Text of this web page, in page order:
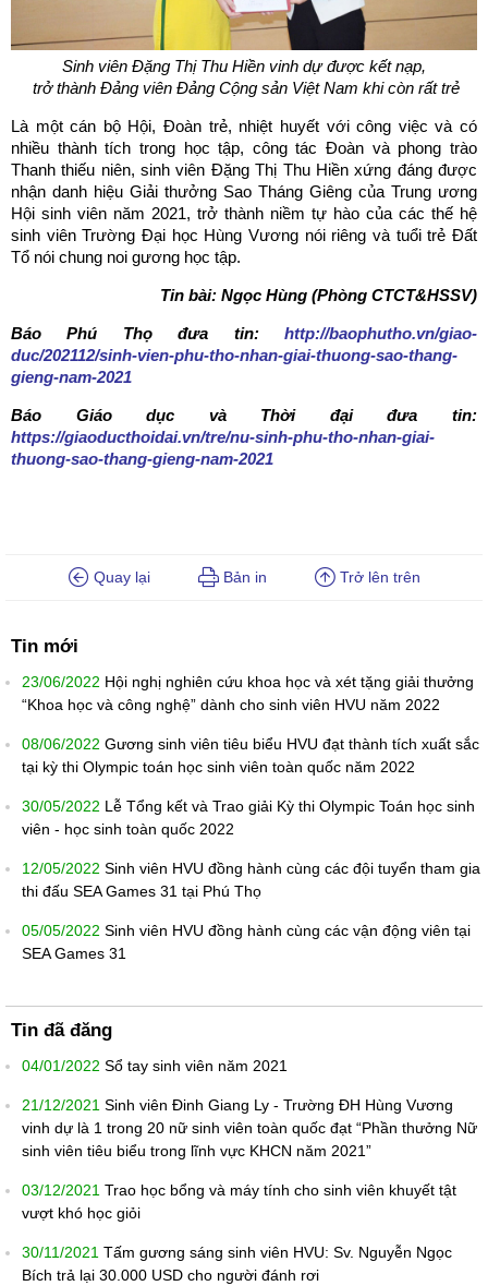
Sinh viên Đặng Thị Thu Hiền vinh dự được kết nạp,
trở thành Đảng viên Đảng Cộng sản Việt Nam khi còn rất trẻ
Là một cán bộ Hội, Đoàn trẻ, nhiệt huyết với công việc và có
nhiều thành tích trong học tập, công tác Đoàn và phong trào
Thanh thiếu niên, sinh viên Đặng Thị Thu Hiền xứng đáng được
nhận danh hiệu Giải thưởng Sao Tháng Giêng của Trung ương
Hội sinh viên năm 2021, trở thành niềm tự hào của các thế hệ
sinh viên Trường Đại học Hùng Vương nói riêng và tuổi trẻ Đất
Tổ nói chung noi gương học tập.
Tin bài: Ngọc Hùng (Phòng CTCT&HSSV)
Báo Phú Thọ đưa tin:
http://baophutho.vn/giao-
duc/202112/sinh-vien-phu-tho-nhan-giai-thuong-sao-thang-
gieng-nam-2021
Báo Giáo dục và Thời đại đưa tin:
https://giaoducthoidai.vn/tre/nu-sinh-phu-tho-nhan-giai-
thuong-sao-thang-gieng-nam-2021
Quay lại Bản in Trở lên trên
Tin mới
23/06/2022 Hội nghị nghiên cứu khoa học và xét tặng giải thưởng
“Khoa học và công nghệ” dành cho sinh viên HVU năm 2022
08/06/2022 Gương sinh viên tiêu biểu HVU đạt thành tích xuất sắc
tại kỳ thi Olympic toán học sinh viên toàn quốc năm 2022
30/05/2022 Lễ Tổng kết và Trao giải Kỳ thi Olympic Toán học sinh
viên - học sinh toàn quốc 2022
12/05/2022 Sinh viên HVU đồng hành cùng các đội tuyển tham gia
thi đấu SEA Games 31 tại Phú Thọ
05/05/2022 Sinh viên HVU đồng hành cùng các vận động viên tại
SEA Games 31
Tin đã đăng
04/01/2022 Sổ tay sinh viên năm 2021
21/12/2021 Sinh viên Đinh Giang Ly - Trường ĐH Hùng Vương
vinh dự là 1 trong 20 nữ sinh viên toàn quốc đạt “Phần thưởng Nữ
sinh viên tiêu biểu trong lĩnh vực KHCN năm 2021”
03/12/2021 Trao học bổng và máy tính cho sinh viên khuyết tật
vượt khó học giỏi
30/11/2021 Tấm gương sáng sinh viên HVU: Sv. Nguyễn Ngọc
Bích trả lại 30.000 USD cho người đánh rơi